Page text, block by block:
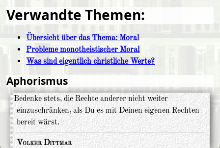
Verwandte Themen:
Übersicht über das Thema: Moral
Probleme monotheistischer Moral
Was sind eigentlich christliche Werte?
Aphorismus
Bedenke stets, die Rechte anderer nicht weiter
einzuschränken, als Du es mit Deinen eigenen Rechten
bereit wärst.
Volker Dittmar